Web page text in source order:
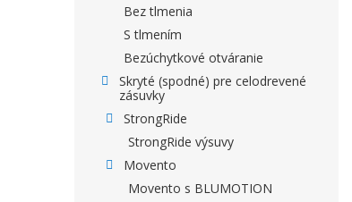
Bez tlmenia
S tlmením
Bezúchytkové otváranie
Skryté (spodné) pre celodrevené
zásuvky
StrongRide
StrongRide výsuvy
Movento
Movento s BLUMOTION